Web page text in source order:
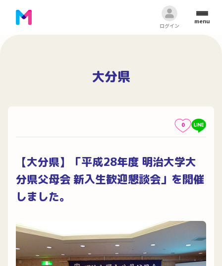
ログイン
menu
大分県
0
【大分県】「平成28年度 明治大学大
分県父母会 新入生歓迎懇談会」を開催
しました。